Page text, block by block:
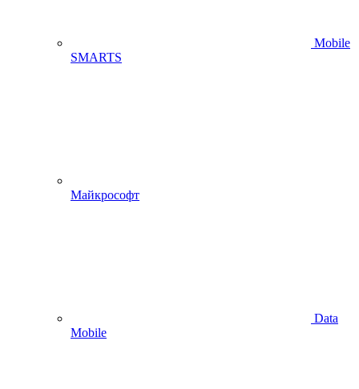
Mobile
SMARTS
Майкрософт
Data
Mobile